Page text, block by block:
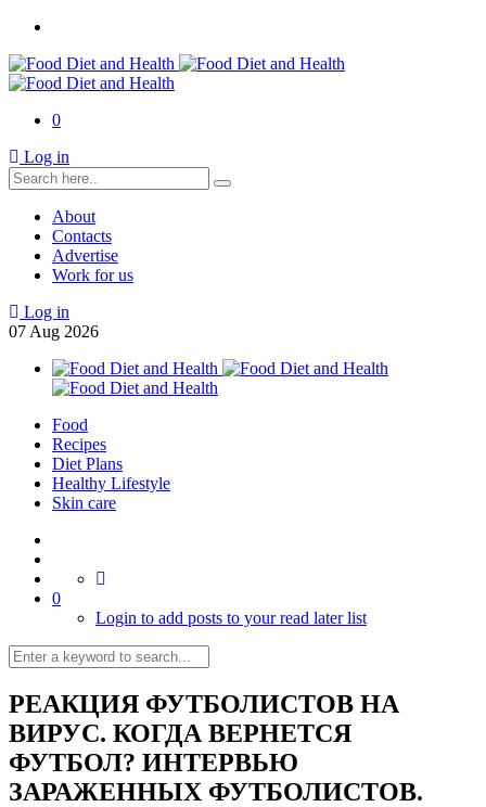
0
Log in
About
Contacts
Advertise
Work for us
Log in
07 Aug 2026
Food
Recipes
Diet Plans
Healthy Lifestyle
Skin care
0
Login to add posts to your read later list
РЕАКЦИЯ ФУТБОЛИСТОВ НА
ВИРУС. КОГДА ВЕРНЕТСЯ
ФУТБОЛ? ИНТЕРВЬЮ
ЗАРАЖЕННЫХ ФУТБОЛИСТОВ.